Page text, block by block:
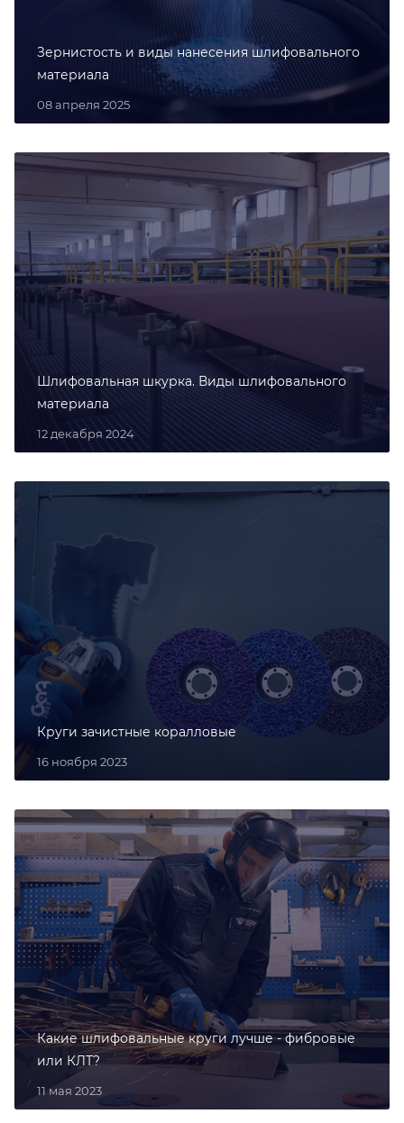
08 апреля 2025
Зернистость и виды нанесения шлифовального
материала
12 декабря 2024
Шлифовальная шкурка. Виды шлифовального
материала
16 ноября 2023
Круги зачистные коралловые
11 мая 2023
Какие шлифовальные круги лучше - фибровые
или КЛТ?